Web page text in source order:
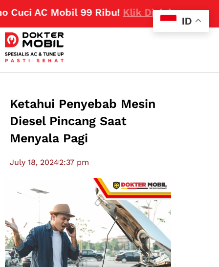
AC Mobil 99 Ribu!Klik Disini
Ketahui Penyebab Mesin
Diesel Pincang Saat
Menyala Pagi
July 18, 20242:37 pm
ID